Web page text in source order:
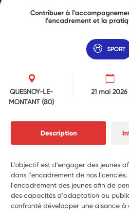
Contribuer à
l'encadrement et la
SPORT
QUESNOY-LE-
MONTANT(80)
21 mai 2026
Description
L'objectif est d'engager des jeunes
dans l'encadrement de nos
l'encadrement des jeunes afin de
des capacités d'adaptation au
confronté développer une aisance